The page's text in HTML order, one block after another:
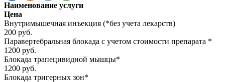
Наименование услуги
Цена
Внутримышечная инъекция (*без учета лекарств)
200 руб.
Паравертебральная блокада с учетом стоимости препарата *
1200 руб.
Блокада трапецивидной мышцы*
1200 руб.
Блокада тригерных зон*